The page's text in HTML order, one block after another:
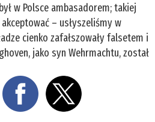
w Polsce ambasadorem; takiej
– usłyszeliśmy w
cienko zafałszowały falsetem i
jako syn Wehrmachtu, został